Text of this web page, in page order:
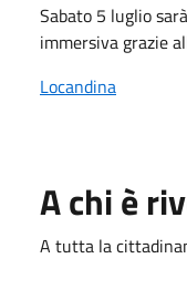
Sabato 5 luglio
immersiva grazie
Locandina
A chi è
A tutta la